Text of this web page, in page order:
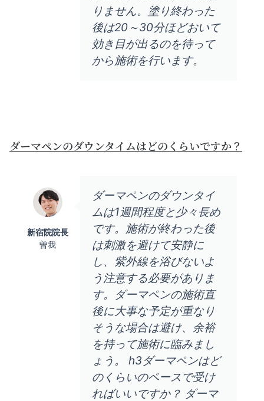
りません。塗り終わった
後は20～30分ほどおいて
効き目が出るのを待って
から施術を行います。
ダーマペンのダウンタイムはどのくらいですか？
ダーマペンのダウンタイ
ムは1週間程度と少々長め
です。施術が終わった後
は刺激を避けて安静に
し、紫外線を浴びないよ
う注意する必要がありま
す。ダーマペンの施術直
後に大事な予定が重なり
そうな場合は避け、余裕
を持って施術に臨みまし
ょう。 h3ダーマペンはど
のくらいのペースで受け
ればいいですか？ ダーマ
新宿院院長
曽我